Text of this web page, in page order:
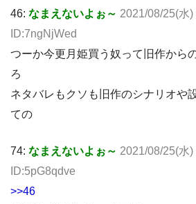
46: なまえないよぉ～ 2021/08/25(水
ID:7ngNjWed
つーか今更月姫買う奴って旧作から
ろ
ネタバレもクソも旧作のシナリオや
ての
74: なまえないよぉ～ 2021/08/25(水
ID:5pG8qdve
>>46